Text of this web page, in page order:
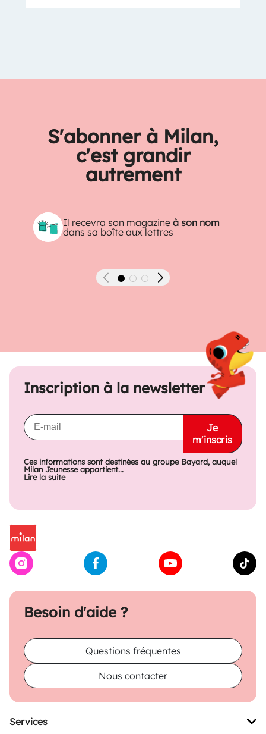
S'abonner à Milan,
c'est grandir
autrement
Il recevra son magazineà son nom
dans sa boîte aux lettres
Précédent Suivant
Besoin d'aide ?
Questions fréquentes
Nous contacter
Inscription à la newsletter
Je
m'inscris
Ces informations sont destinées au groupe Bayard, auquel
Milan Jeunesse appartient...
Lire la suite
Services